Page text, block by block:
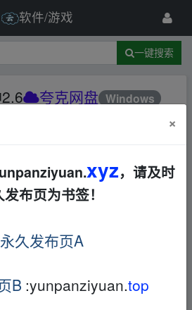
软件/游戏
一键搜索
夸克网盘 Windows
请您 回复 后查看
内网盘爱好者分享发布的网盘链接
×
xyz，请及时
布页为书签！
永久发布页A
B :yunpanziyuan.top